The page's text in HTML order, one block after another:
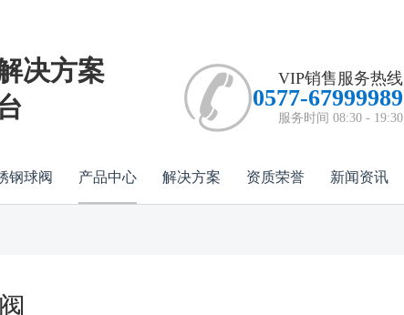
决方案
VIP销售服务热线
0577-67999989
服务时间 08:30 - 19:30
钢球阀 产品中心 解决方案 资质荣誉 新闻资讯